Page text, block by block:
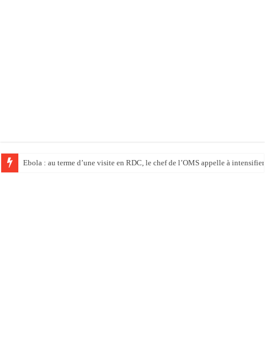
Ebola : au terme d’une visite en RDC, le chef de l’OMS appelle à